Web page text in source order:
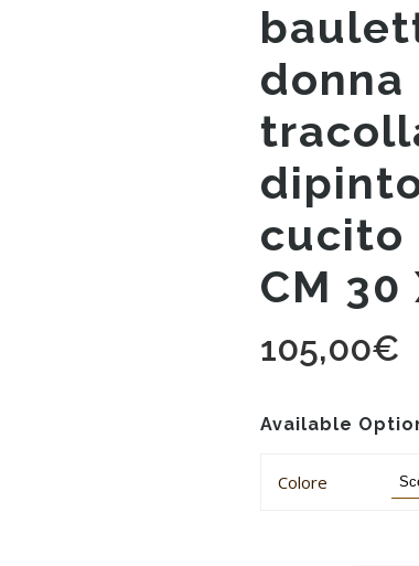
donna
cucito
CM 30
105,00€
Available
Colore